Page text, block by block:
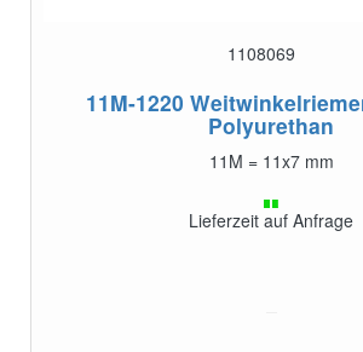
1108069
11M-1220
Polyurethan
11M = 11x7 mm
Lieferzeit auf Anfrage